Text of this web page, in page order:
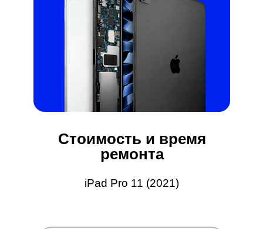
iPad Pro 11 (2021)
Стоимость и время
ремонта